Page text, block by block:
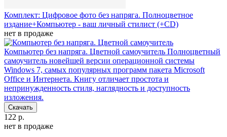
Комплект: Цифровое фото без напряга. Полноцветное
издание+Компьютер - ваш личный стилист (+CD)
нет в продаже
Компьютер без напряга. Цветной самоучитель Полноцветный
самоучитель новейшей версии операционной системы
Windows 7, самых популярных программ пакета Microsoft
Office и Интернета. Книгу отличает простота и
непринужденность стиля, наглядность и доступность
изложения.
Скачать
122 р.
нет в продаже